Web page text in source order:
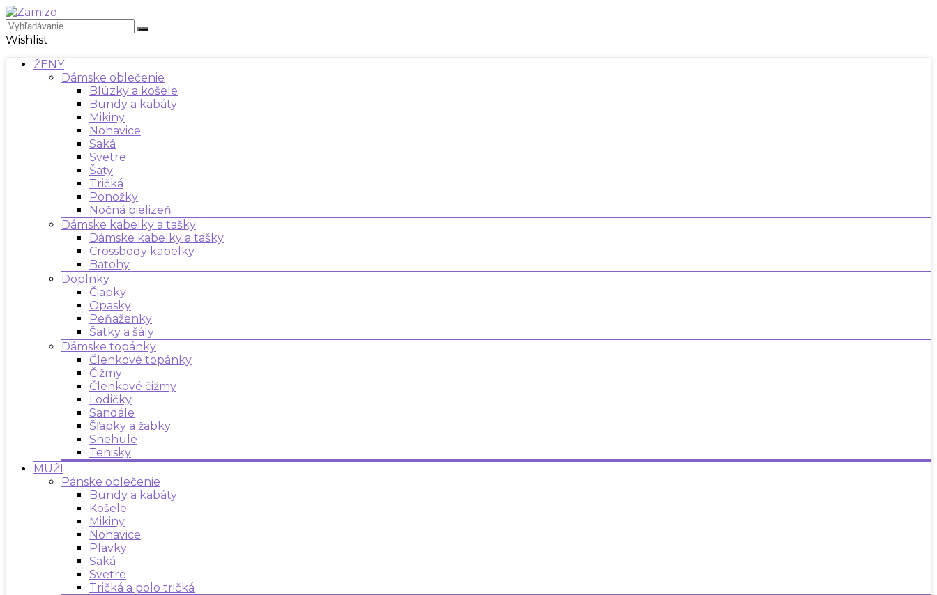
Wishlist
ŽENY
Dámske oblečenie
Blúzky a košele
Bundy a kabáty
Mikiny
Nohavice
Saká
Svetre
Šaty
Tričká
Ponožky
Nočná bielizeň
Dámske kabelky a tašky
Dámske kabelky a tašky
Crossbody kabelky
Batohy
Doplnky
Čiapky
Opasky
Peňaženky
Šatky a šály
Dámske topánky
Členkové topánky
Čižmy
Členkové čižmy
Lodičky
Sandále
Šľapky a žabky
Snehule
Tenisky
MUŽI
Pánske oblečenie
Bundy a kabáty
Košele
Mikiny
Nohavice
Plavky
Saká
Svetre
Tričká a polo tričká